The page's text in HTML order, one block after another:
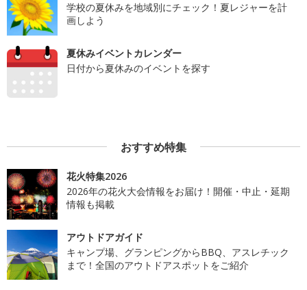
学校の夏休みを地域別にチェック！夏レジャーを計
画しよう
夏休みイベントカレンダー
日付から夏休みのイベントを探す
おすすめ特集
花火特集2026
2026年の花火大会情報をお届け！開催・中止・延期
情報も掲載
アウトドアガイド
キャンプ場、グランピングからBBQ、アスレチック
まで！全国のアウトドアスポットをご紹介